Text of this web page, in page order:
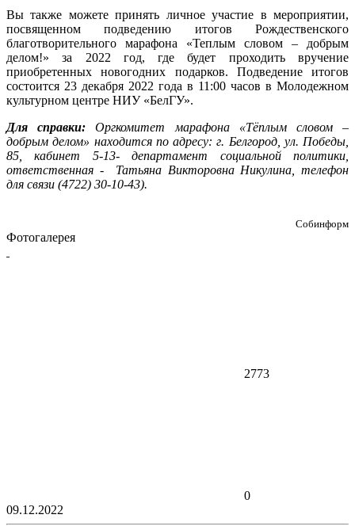
Вы также можете принять личное участие в мероприятии,
посвященном подведению итогов Рождественского
благотворительного марафона «Теплым словом – добрым
делом!» за 2022 год, где будет проходить вручение
приобретенных новогодних подарков. Подведение итогов
состоится 23 декабря 2022 года в 11:00 часов в Молодежном
культурном центре НИУ «БелГУ».
Для справки: Оргкомитет марафона «Тёплым словом –
добрым делом» находится по адресу: г. Белгород, ул. Победы,
85, кабинет 5-13- департамент социальной политики,
ответственная -
Татьяна Викторовна Никулина,телефон
для связи (4722) 30-10-43).
Собинформ
Фотогалерея
2773
0
09.12.2022